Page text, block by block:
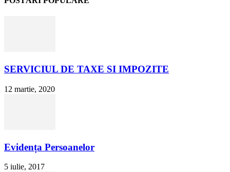
SERVICIUL DE TAXE SI IMPOZITE
12 martie, 2020
Evidența Persoanelor
5 iulie, 2017